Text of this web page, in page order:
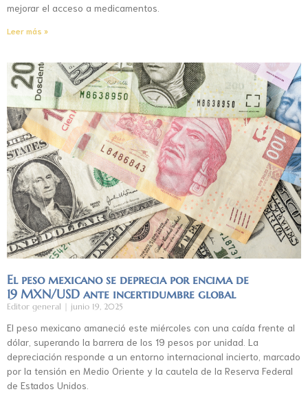
mejorar el acceso a medicamentos.
Leer más »
El peso mexicano se deprecia por encima de
19 MXN/USD ante incertidumbre global
Editor general junio 19, 2025
El peso mexicano amaneció este miércoles con una caída frente al
dólar, superando la barrera de los 19 pesos por unidad. La
depreciación responde a un entorno internacional incierto, marcado
por la tensión en Medio Oriente y la cautela de la Reserva Federal
de Estados Unidos.